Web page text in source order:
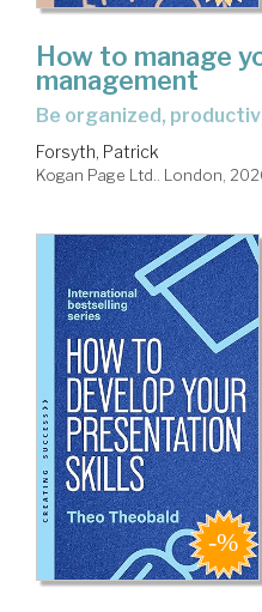
How to manage
management
be organized,
Forsyth, Patrick
Kogan Page Ltd.. London,